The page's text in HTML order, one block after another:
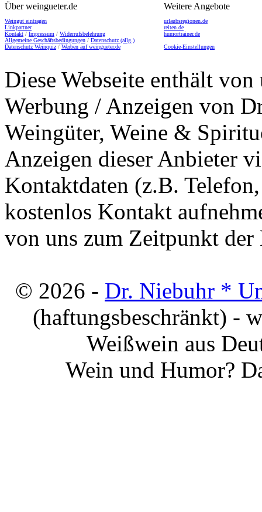
Über weingueter.de
Weingut eintragen
Linkpartner
Kontakt / Impressum / Widerrufsbelehrung
Allgemeine Geschäftsbedingungen / Datenschutz (allg.)
Datenschutz Weinquiz / Werben auf weingueter.de
Weitere Angebote
urlaubsregionen.de
reiten.de
humortrainer.de
Cookie-Einstellungen
Diese Webseite enthält
Werbung / Anzeigen von
Weingüter, Weine &
Anzeigen dieser Anbieter
Kontaktdaten (z.B.
kostenlos Kontakt
von uns zum Zeitpunkt
© 2026 - Dr. Niebuhr *
(haftungsbeschränkt) -
Weißwein aus
Wein und Humor?